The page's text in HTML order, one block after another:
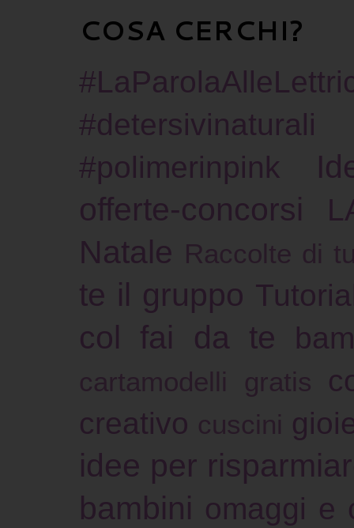
COSA CERCHI?
#detersivinaturali
#polimerinpink
offerte-concorsi
Natale Raccolte di
te il gruppo
col fai da te
cartamodelli gratis
creativo cuscini
idee per
bambini omaggi e